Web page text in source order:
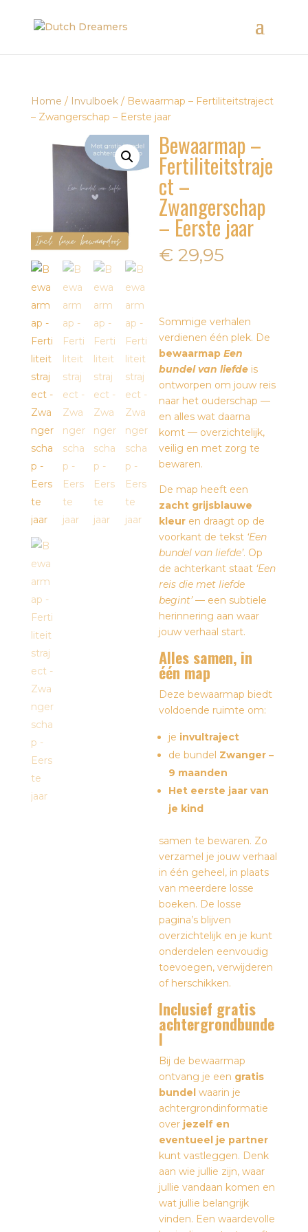
Home / Invulboek/ Bewaarmap – Fertiliteitstraject
– Zwangerschap – Eerste jaar
Bewaarmap –
Fertiliteitstraje
ct –
Zwangerschap
– Eerste jaar
€ 29,95
Sommige verhalen
verdienen één plek. De
bewaarmapEen
bundel van liefde is
ontworpen om jouw reis
naar het ouderschap —
en alles wat daarna
komt — overzichtelijk,
veilig en met zorg te
bewaren.
De map heeft een
zacht grijsblauwe
kleur en draagt op de
voorkant de tekst ‘Een
bundel van liefde’. Op
de achterkant staat ‘Een
reis die met liefde
begint’— een subtiele
herinnering aan waar
jouw verhaal start.
Alles samen, in
één map
Deze bewaarmap biedt
voldoende ruimte om:
je invultraject
de bundel Zwanger –
9 maanden
Het eerste jaar van
je kind
samen te bewaren. Zo
verzamel je jouw verhaal
in één geheel, in plaats
van meerdere losse
boeken. De losse
pagina’s blijven
overzichtelijk en je kunt
onderdelen eenvoudig
toevoegen, verwijderen
of herschikken.
Inclusief gratis
achtergrondbunde
l
Bij de bewaarmap
ontvang je een gratis
bundel waarin je
achtergrondinformatie
over jezelf en
eventueel je partner
kunt vastleggen. Denk
aan wie jullie zijn, waar
jullie vandaan komen en
wat jullie belangrijk
vinden. Een waardevolle